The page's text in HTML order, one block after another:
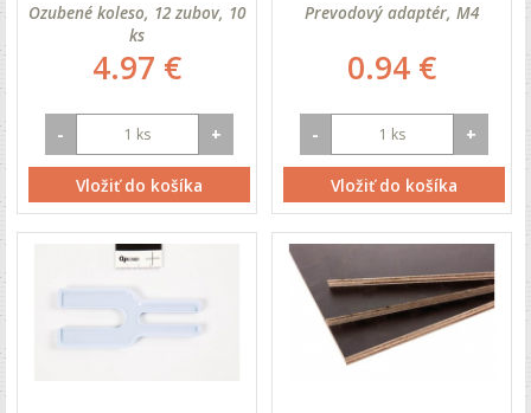
Ozubené koleso, 12 zubov, 10
ks
4.97 €
- +
Vložiť do košíka
Prevodový adaptér, M4
0.94 €
- +
Vložiť do košíka